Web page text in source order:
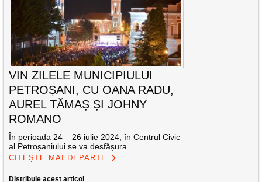
VIN ZILELE MUNICIPIULUI
PETROȘANI, CU OANA RADU,
AUREL TĂMAȘ ȘI JOHNY
ROMANO
În perioada 24 – 26 iulie 2024, în Centrul Civic
al Petroșaniului se va desfășura
CITEȘTE MAI DEPARTE
Distribuie acest articol